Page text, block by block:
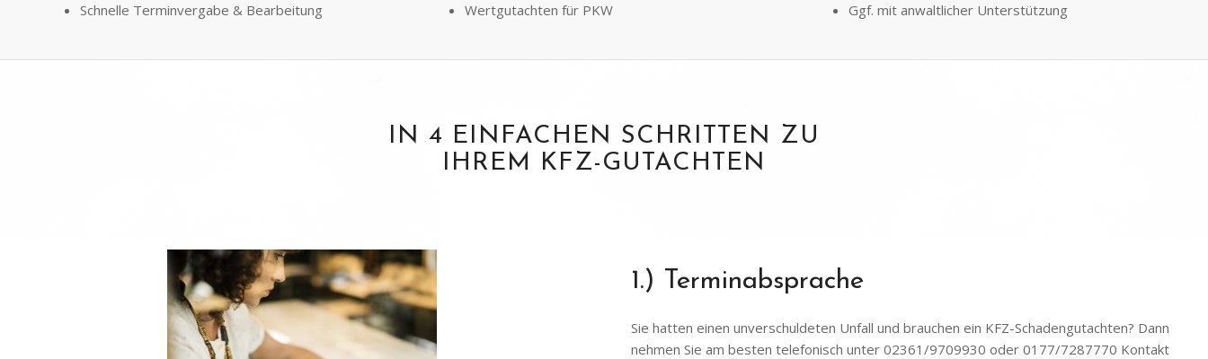
Schnelle Terminvergabe & Bearbeitung
Wertgutachten für PKW
Ggf. mit anwaltlicher Unterstützung
IN 4 EINFACHEN SCHRITTEN ZU
IHREM KFZ-GUTACHTEN
1.) Terminabsprache
Sie hatten einen unverschuldeten Unfall und brauchen ein KFZ-Schadengutachten? Dann
nehmen Sie am besten telefonisch unter 02361/9709930 oder 0177/7287770 Kontakt